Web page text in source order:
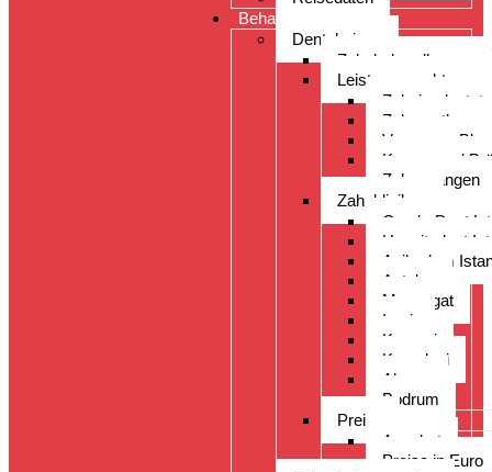
Behandlungen
Dentalreisen
Zahnbehandlungen
Leistungsspektrum
Zahnimplantate
Zahnprothesen
Veneers –
Kronen und
Zahnspangen
Zahnkliniken
CenderDent
Hospitadent
Acibadem
Antalya
Manavgat
Izmir
Kayseri
Kusadasi
Alanya
Bodrum
Preise
Angebot
Preise in Euro